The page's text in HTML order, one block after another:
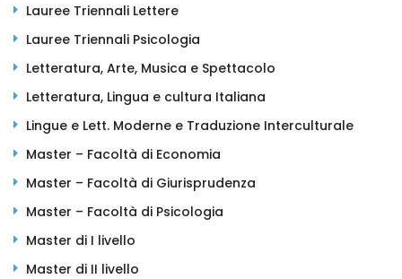
Lauree Triennali Lettere
Lauree Triennali Psicologia
Letteratura, Arte, Musica e Spettacolo
Letteratura, Lingua e cultura Italiana
Lingue e Lett. Moderne e Traduzione Interculturale
Master – Facoltà di Economia
Master – Facoltà di Giurisprudenza
Master – Facoltà di Psicologia
Master di I livello
Master di II livello